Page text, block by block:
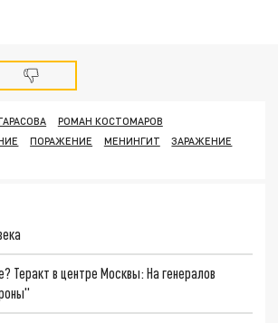
РОМАН КОСТОМАРОВ
ПОРАЖЕНИЕ МЕНИНГИТ
ЗАРАЖЕНИЕ
Теракт в центре Москвы: На генералов